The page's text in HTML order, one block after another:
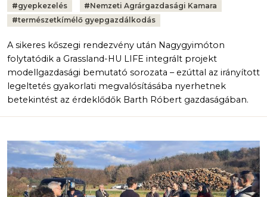
#gyepkezelés #Nemzeti Agrárgazdasági Kamara
#természetkímélő gyepgazdálkodás
A sikeres kőszegi rendezvény után Nagygyimóton
folytatódik a Grassland-HU LIFE integrált projekt
modellgazdasági bemutató sorozata – ezúttal az irányított
legeltetés gyakorlati megvalósításába nyerhetnek
betekintést az érdeklődők Barth Róbert gazdaságában.